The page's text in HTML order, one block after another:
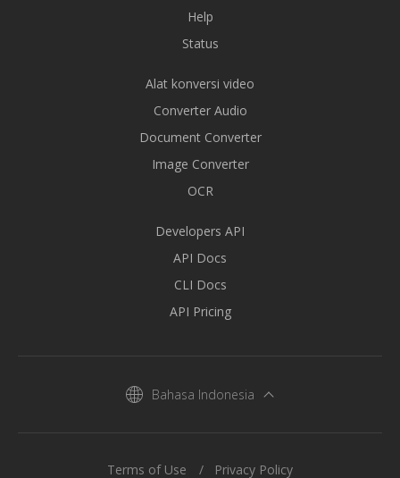
Help
Status
Alat konversi video
Converter Audio
Document Converter
Image Converter
OCR
Developers API
API Docs
CLI Docs
API Pricing
Bahasa Indonesia
Terms of Use Privacy Policy